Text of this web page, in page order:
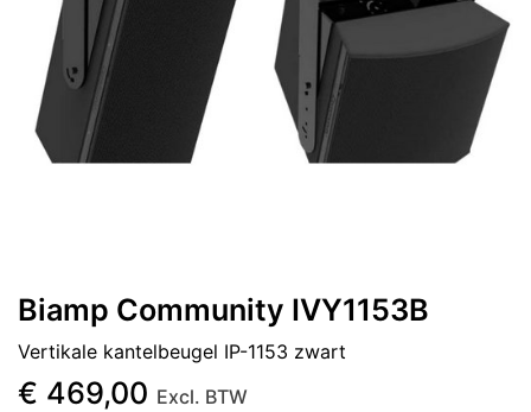
Biamp Community IVY1153B
Vertikale kantelbeugel IP-1153 zwart
€ 469,00 Excl. BTW